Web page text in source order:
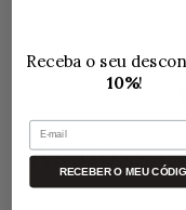
As
Receba o seu
10%!
E-mail
RECEBER O MEU